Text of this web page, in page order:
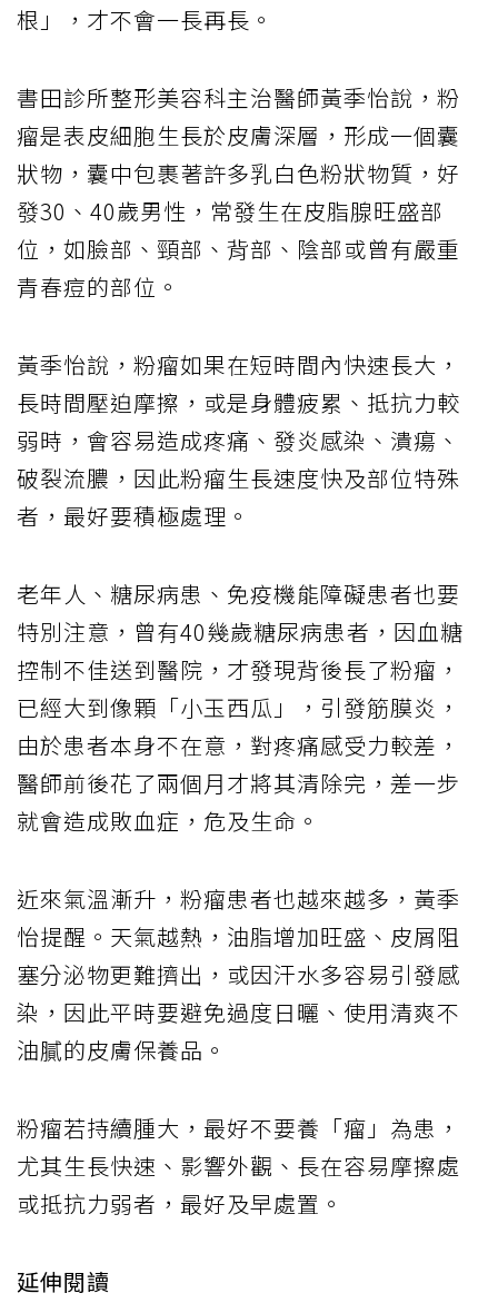
根」，才不會一長再長。
書田診所整形美容科主治醫師黃季怡說，粉
瘤是表皮細胞生長於皮膚深層，形成一個囊
狀物，囊中包裹著許多乳白色粉狀物質，好
發30、40歲男性，常發生在皮脂腺旺盛部
位，如臉部、頸部、背部、陰部或曾有嚴重
青春痘的部位。
黃季怡說，粉瘤如果在短時間內快速長大，
長時間壓迫摩擦，或是身體疲累、抵抗力較
弱時，會容易造成疼痛、發炎感染、潰瘍、
破裂流膿，因此粉瘤生長速度快及部位特殊
者，最好要積極處理。
老年人、糖尿病患、免疫機能障礙患者也要
特別注意，曾有40幾歲糖尿病患者，因血糖
控制不佳送到醫院，才發現背後長了粉瘤，
已經大到像顆「小玉西瓜」，引發筋膜炎，
由於患者本身不在意，對疼痛感受力較差，
醫師前後花了兩個月才將其清除完，差一步
就會造成敗血症，危及生命。
近來氣溫漸升，粉瘤患者也越來越多，黃季
怡提醒。天氣越熱，油脂增加旺盛、皮屑阻
塞分泌物更難擠出，或因汗水多容易引發感
染，因此平時要避免過度日曬、使用清爽不
油膩的皮膚保養品。
粉瘤若持續腫大，最好不要養「瘤」為患，
尤其生長快速、影響外觀、長在容易摩擦處
或抵抗力弱者，最好及早處置。
延伸閱讀